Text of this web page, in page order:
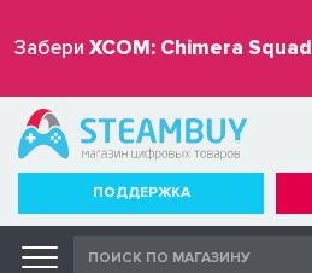
Забери XCOM: Chimera Squad
бесплатно
ПОДДЕРЖКА